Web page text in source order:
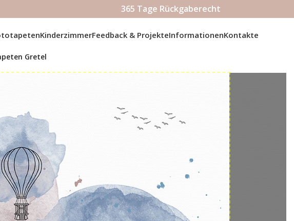
365 Tage Rückgaberecht
KinderzimmerFeedback & ProjekteInformationenKontakte
Gretel